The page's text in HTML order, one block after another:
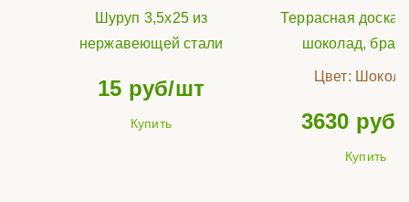
Шуруп 3,5х25 из
нержавеющей стали
15 руб/шт
Купить
Террасная доска
шоколад,
Цвет:
3630 руб/
Купить